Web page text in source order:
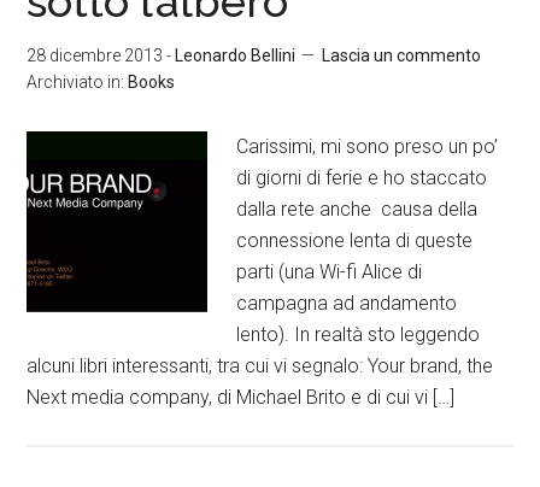
28 dicembre 2013 - Leonardo Bellini
Lascia un commento
Archiviato in: Books
Carissimi, mi sono preso un po’
di giorni di ferie e ho staccato
dalla rete anche causa della
connessione lenta di queste
parti (una Wi-fi Alice di
campagna ad andamento
lento). In realtà sto leggendo
alcuni libri interessanti, tra cui vi segnalo: Your brand, the
Next media company, di Michael Brito e di cui vi […]